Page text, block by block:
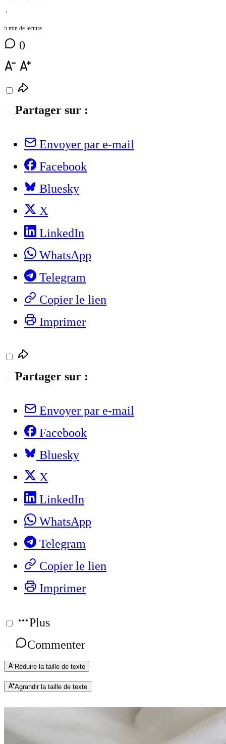
⋅
5 min de lecture
0
Partager sur :
Envoyer par e-mail
Facebook
Bluesky
X
LinkedIn
WhatsApp
Telegram
Copier le lien
Imprimer
Partager sur :
Envoyer par e-mail
Facebook
Bluesky
X
LinkedIn
WhatsApp
Telegram
Copier le lien
Imprimer
Plus
Commenter
Réduire la taille de texte
Agrandir la taille de texte